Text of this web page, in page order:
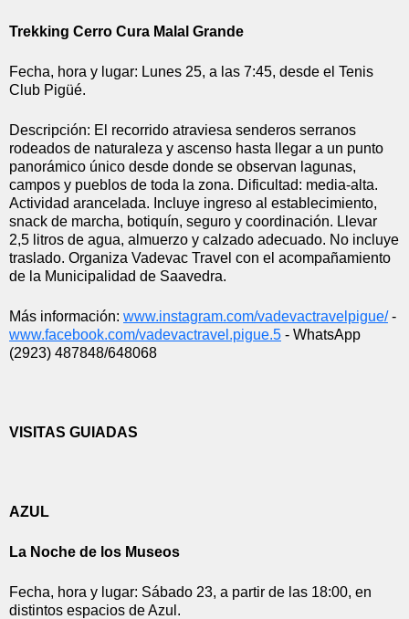
Trekking Cerro Cura Malal Grande
Fecha, hora y lugar: Lunes 25, a las 7:45, desde el Tenis
Club Pigüé.
Descripción: El recorrido atraviesa senderos serranos
rodeados de naturaleza y ascenso hasta llegar a un punto
panorámico único desde donde se observan lagunas,
campos y pueblos de toda la zona. Dificultad: media-alta.
Actividad arancelada. Incluye ingreso al establecimiento,
snack de marcha, botiquín, seguro y coordinación. Llevar
2,5 litros de agua, almuerzo y calzado adecuado. No incluye
traslado. Organiza Vadevac Travel con el acompañamiento
de la Municipalidad de Saavedra.
Más información: www.instagram.com/vadevactravelpigue/
www.facebook.com/vadevactravel.pigue.5 - WhatsApp
(2923) 487848/648068
VISITAS GUIADAS
AZUL
La Noche de los Museos
Fecha, hora y lugar: Sábado 23, a partir de las 18:00, en
distintos espacios de Azul.